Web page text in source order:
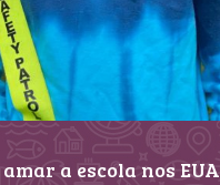
a escola nos EUA